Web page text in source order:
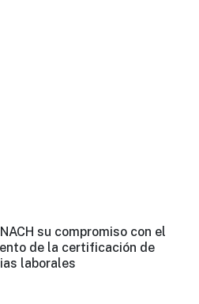
su compromiso con el
de la certificación de
laborales